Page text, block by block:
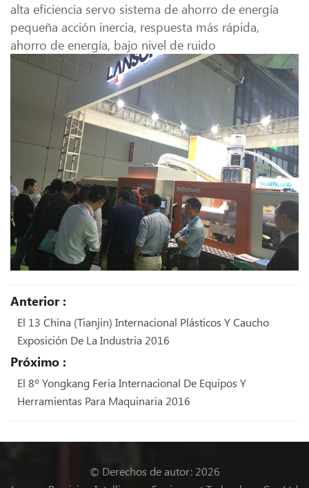
alta eficiencia servo sistema de ahorro de energía
pequeña acción inercia, respuesta más rápida,
ahorro de energía, bajo nivel de ruido
Anterior :
El 13 China (Tianjin) Internacional Plásticos Y Caucho
Exposición De La Industria 2016
Próximo :
El 8º Yongkang Feria Internacional De Equipos Y
Herramientas Para Maquinaria 2016
© Derechos de autor: 2026